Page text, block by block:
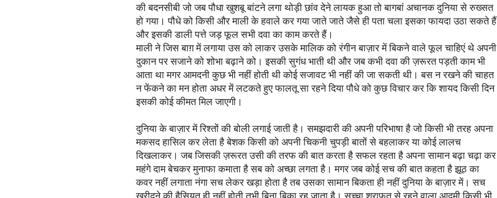
की बदनसीबी जो जब पौधा खुशबू बांटने लगा थोड़ी छांव देने लायक हुआ तो बागबां अचानक दुनिया से रुख्सत
हो गया। पौधे को किसी और माली के हवाले कर गया जाते जाते जैसे ही पता चला इसका फायदा उठा सकते हैं
और इसकी डाली पत्ते जड़ फूल सभी दवा का काम करते हैं।
माली ने जिस बाग़ में लगाया उस को लाकर उसके मालिक को रंगीन बाज़ार में बिकने वाले फूल चाहिएं थे अपनी
दुकान पर सजाने को शोभा बढ़ाने को। इसकी सुगंध भाती थी और जब कभी दवा की ज़रूरत पड़ती काम भी
आता था मगर आमदनी कुछ भी नहीं होती थी कोई सजावट भी नहीं की जा सकती थी। बस न रखने की चाहत
न फेंकने का मन होता अधर में लटकते हुए फालतू सा रहने दिया पौधे को कुछ विचार कर कि शायद किसी दिन
इसकी कोई कीमत मिल जाएगी।
दुनिया के बाज़ार में रिश्तों की बोली लगाई जाती है। समझदारी की अपनी परिभाषा है जो किसी भी तरह अपना
मकसद हासिल कर लेता है बेशक किसी को अपनी चिकनी चुपड़ी बातों से बहलाकर या कोई लालच
दिखलाकर। जब जिसकी ज़रूरत उसी की तरफ की बात करता है सफल रहता है अपना सामान बढ़ा चढ़ा कर
महंगे दाम बेचकर मुनाफा कमाता है सब को अच्छा लगता है। मगर जब कोई सच की बात कहता है झूठ का
कवर नहीं लगाता नंगा सच लेकर खड़ा होता है तब उसका सामान बिकता ही नहीं दुनिया के बाज़ार में। सच
खरीदने की हैसियत ही नहीं होती तभी बिना बिका रह जाता है। सच्चा शराफत से रहने वाला आदमी किसी भी